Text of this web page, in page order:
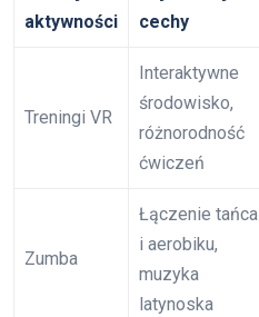
aktywności
cechy
Treningi VR
Interaktywne
środowisko,
różnorodność
ćwiczeń
Zumba
Łączenie tańca
i aerobiku,
muzyka
latynoska